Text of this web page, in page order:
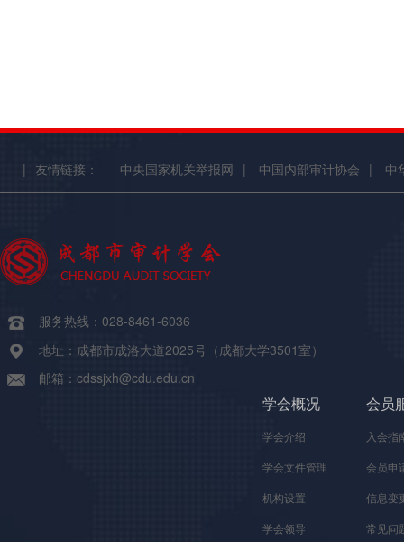
| 友情链接： 中央国家机关举报网 | 中国内部审计协会 | 中
服务热线：028-8461-6036
地址：成都市成洛大道2025号（成都大学3501室）
邮箱：cdssjxh@cdu.edu.cn
学会概况
学会介绍
学会文件管理
机构设置
学会领导
会员
入会指
会员申
信息变
常见问